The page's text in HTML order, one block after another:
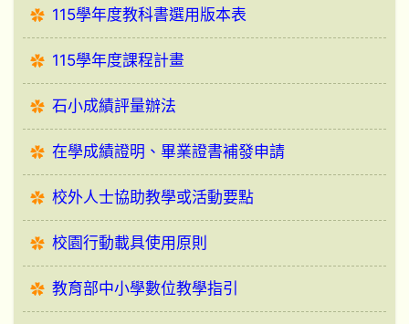
115學年度教科書選用版本表
115學年度課程計畫
石小成績評量辦法
在學成績證明、畢業證書補發申請
校外人士協助教學或活動要點
校園行動載具使用原則
教育部中小學數位教學指引